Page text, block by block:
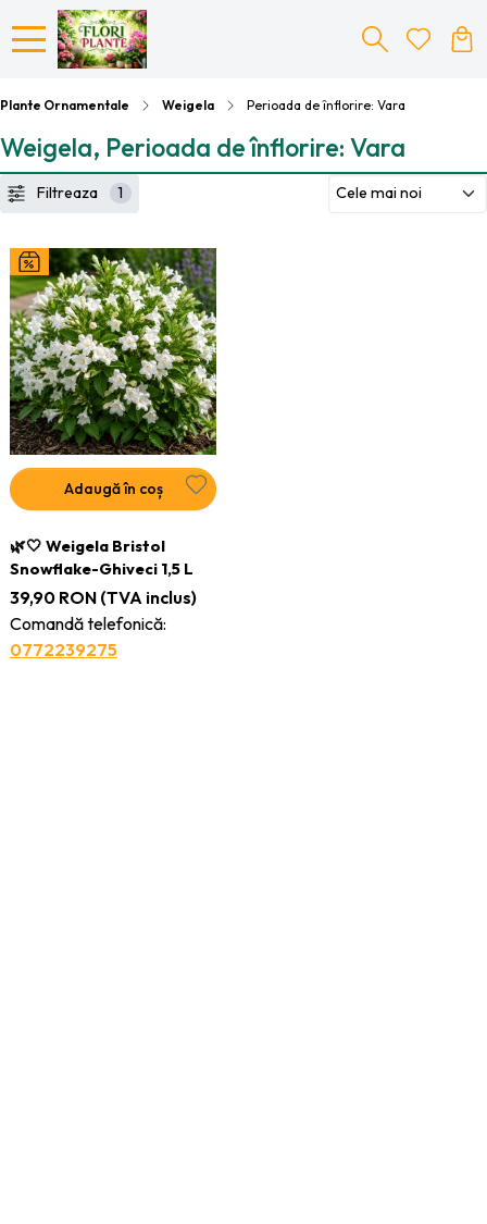
Plante Ornamentale Weigela Perioada de înflorire: Vara
Weigela, Perioada de înflorire: Vara
Filtreaza 1
Adaugă în coș
🌿🤍 Weigela Bristol
Snowflake-Ghiveci 1,5 L
39,90 RON(TVA inclus)
Comandă telefonică:
0772239275